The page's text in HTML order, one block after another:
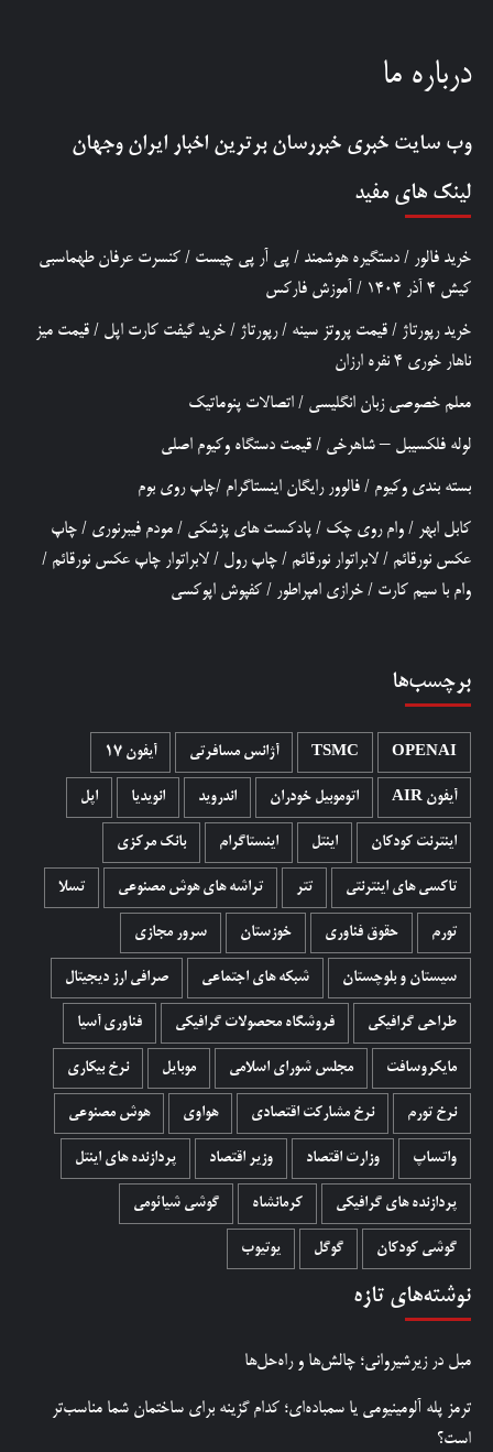
درباره ما
وب سایت خبری خبررسان برترین اخبار ایران وجهان
لینک های مفید
خرید فالور / دستگیره هوشمند / پی آر پی چیست / کنسرت عرفان طهماسبی
کیش 4 آذر 1404
/ آموزش فارکس
خرید رپورتاژ / قیمت پروتز سینه /رپورتاژ / خرید گیفت کارت اپل / قیمت میز
ناهار خوری 4 نفره ارزان
معلم خصوصی زبان انگلیسی / اتصالات پنوماتیک
لوله فلکسیبل – شاهرخی / قیمت دستگاه وکیوم اصلی
بسته بندی وکیوم / فالوور رایگان اینستاگرام /چاپ روی بوم
کابل ابهر / وام روی چک / پادکست های پزشکی / مودم فیبرنوری / چاپ
عکس نورقائم / لابراتوار نورقائم / چاپ رول / لابراتوار چاپ عکس نورقائم /
وام با سیم کارت / خرازی امپراطور / کفپوش اپوکسی
برچسب‌ها
OPENAI
TSMC آژانس مسافرتی آیفون 17
آیفون AIR اتوموبیل خودران اندروید انویدیا اپل
اینترنت کودکان اینتل اینستاگرام بانک مرکزی
تاکسی های اینترنتی تتر تراشه های هوش مصنوعی تسلا
تورم حقوق فناوری خوزستان سرور مجازی
سیستان و بلوچستان شبکه های اجتماعی صرافی ارز دیجیتال
طراحی گرافیکی فروشگاه محصولات گرافيکی فناوری آسیا
مایکروسافت مجلس شورای اسلامی موبایل نرخ بیکاری
نرخ تورم نرخ مشارکت اقتصادی هواوی هوش مصنوعی
واتساپ وزارت اقتصاد وزیر اقتصاد پردازنده های اینتل
پردازنده های گرافیکی کرمانشاه گوشی شیائومی
گوشی کودکان گوگل یوتیوب
نوشته‌های تازه
مبل در زیرشیروانی؛ چالش‌ها و راه‌حل‌ها
ترمز پله آلومینیومی یا سمباده‌ای؛ کدام گزینه برای ساختمان شما مناسب‌تر
است؟